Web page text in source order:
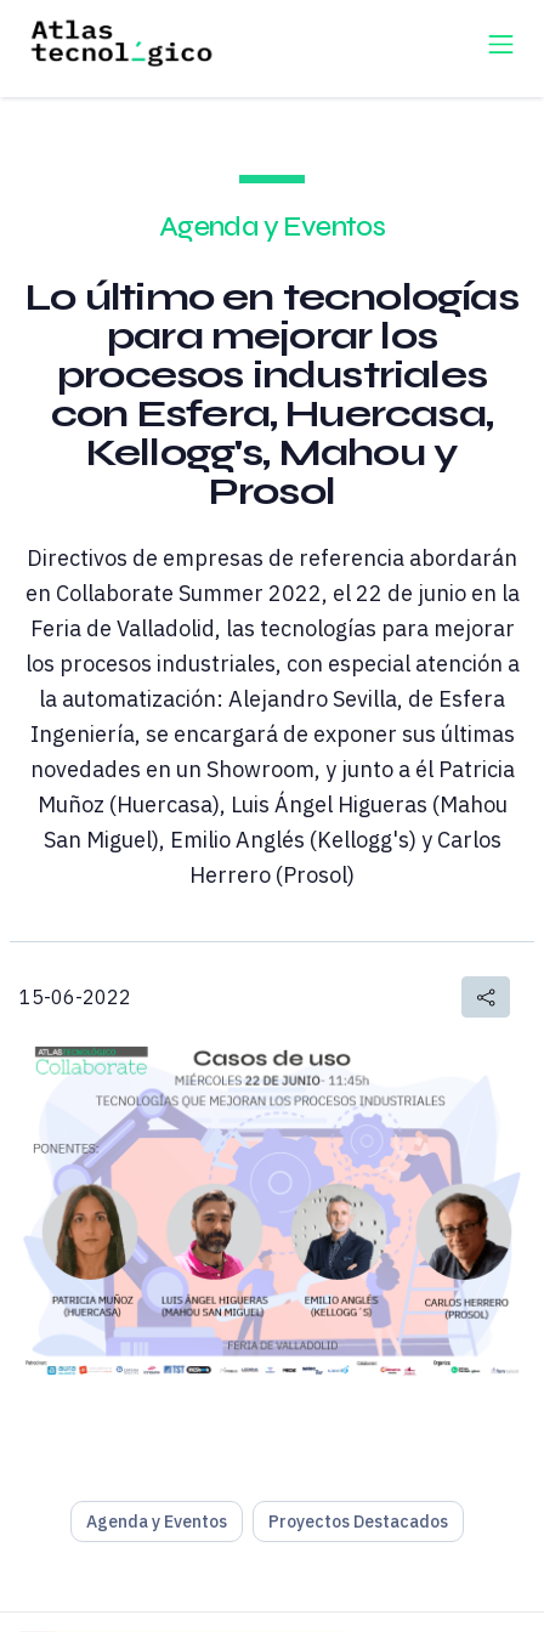
Agenda y Eventos
Lo último en tecnologías
para mejorar los
procesos industriales
con Esfera, Huercasa,
Kellogg's, Mahou y
Prosol
Directivos de empresas de referencia abordarán
en Collaborate Summer 2022, el 22 de junio en la
Feria de Valladolid, las tecnologías para mejorar
los procesos industriales, con especial atención a
la automatización: Alejandro Sevilla, de Esfera
Ingeniería, se encargará de exponer sus últimas
novedades en un Showroom, y junto a él Patricia
Muñoz (Huercasa), Luis Ángel Higueras (Mahou
San Miguel), Emilio Anglés (Kellogg's) y Carlos
Herrero (Prosol)
15-06-2022
Agenda y Eventos Proyectos Destacados